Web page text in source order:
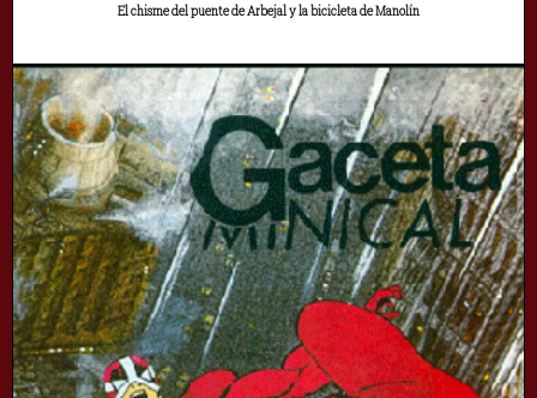
El chisme del puente de Arbejal y la bicicleta de Manolín